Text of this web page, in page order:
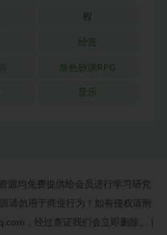
程
经营
角色扮演RPG
音乐
源均免费提供给会员进行学习研究
请勿用于商业行为！如有侵权请附
，经过查证我们会立即删除。